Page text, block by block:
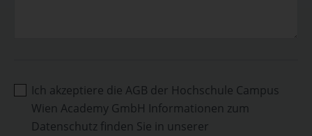
Ich akzeptiere die AGB der Hochschule Campus
Wien Academy GmbH Informationen zum
Datenschutz finden Sie in unserer